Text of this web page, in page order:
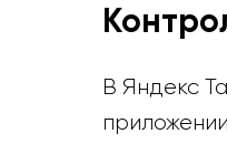
В Яндекс